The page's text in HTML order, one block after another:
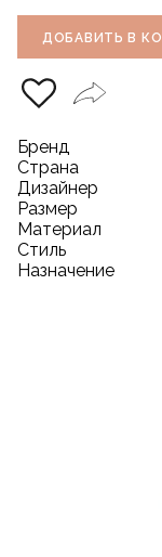
ДОБАВИТЬ В
Бренд
Страна
Дизайнер
Размер
Материал
Стиль
Назначение